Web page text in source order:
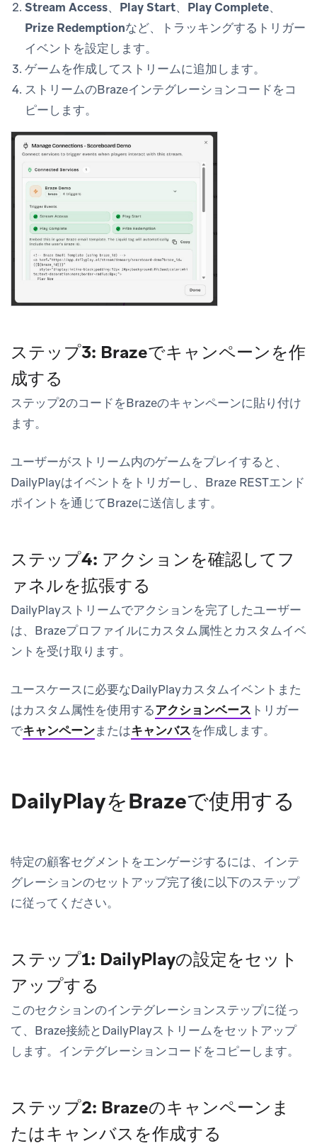
Stream Access、 Play Start、 Play Complete、
Prize Redemptionなど、トラッキングするトリガー
イベントを設定します。
ゲームを作成してストリームに追加します。
ストリームのBrazeインテグレーションコードをコ
ピーします。
ステップ3: Brazeでキャンペーンを作
成する
ステップ2のコードをBrazeのキャンペーンに貼り付け
ます。
ユーザーがストリーム内のゲームをプレイすると、
DailyPlayはイベントをトリガーし、Braze RESTエンド
ポイントを通じてBrazeに送信します。
ステップ4: アクションを確認してフ
ァネルを拡張する
DailyPlayストリームでアクションを完了したユーザー
は、Brazeプロファイルにカスタム属性とカスタムイベ
ントを受け取ります。
ユースケースに必要なDailyPlayカスタムイベントまた
はカスタム属性を使用するアクションベース トリガー
でキャンペーンまたはキャンバスを作成します。
DailyPlayをBrazeで使用する
特定の顧客セグメントをエンゲージするには、インテ
グレーションのセットアップ完了後に以下のステップ
に従ってください。
ステップ1: DailyPlayの設定をセット
アップする
このセクションのインテグレーションステップに従っ
て、Braze接続とDailyPlayストリームをセットアップ
します。インテグレーションコードをコピーします。
ステップ2: Brazeのキャンペーンま
たはキャンバスを作成する